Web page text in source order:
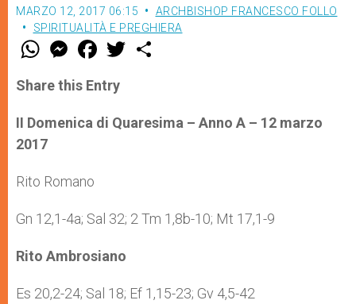
MARZO 12, 2017 06:15
ARCHBISHOP FRANCESCO FOLLO
SPIRITUALITÀ E PREGHIERA
W
t
s
p
p
M
e
s
e
g
e
F
a
e
b
o
k
w
r
Share this Entry
II Domenica di Quaresima – Anno A – 12 marzo
2017
Rito Romano
Gn 12,1-4a; Sal 32; 2 Tm 1,8b-10; Mt 17,1-9
Rito Ambrosiano
Es 20,2-24; Sal 18; Ef 1,15-23; Gv 4,5-42